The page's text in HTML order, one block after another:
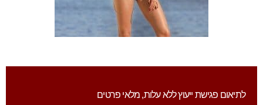
לתיאום פגישת ייעוץ ללא עלות, מלאי פרטים